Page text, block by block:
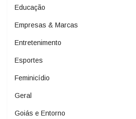
Educação
Empresas & Marcas
Entretenimento
Esportes
Feminicídio
Geral
Goiás e Entorno